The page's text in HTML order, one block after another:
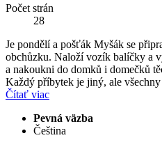
Počet strán
28
Je pondělí a pošťák Myšák se
obchůzku. Naloží vozík balíčky a
a nakoukni do domků i domečků
Každý příbytek je jiný, ale
Čítať viac
Pevná väzba
Čeština